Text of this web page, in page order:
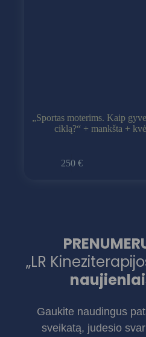
„Sportas moterims. Kaip
ciklą?“ + mankšta +
250 €
„LR
Gaukite naudingus
sveikatą, judesio